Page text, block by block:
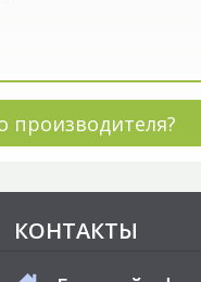
производителя?
КОНТАКТЫ